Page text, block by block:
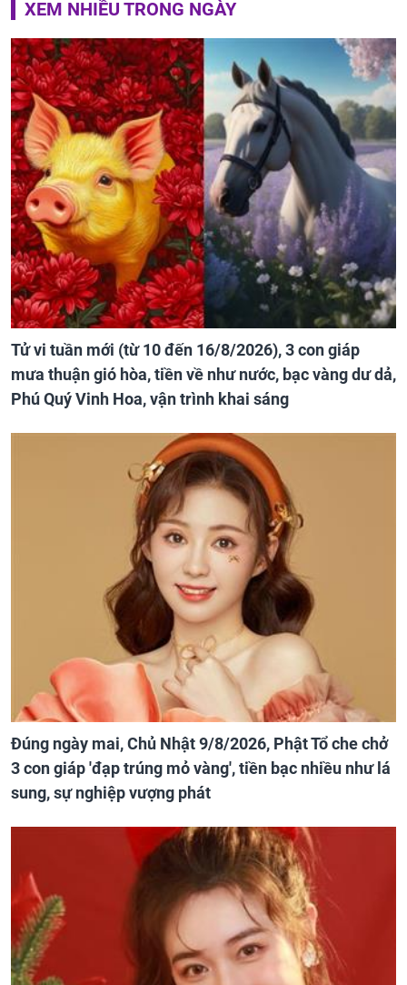
XEM NHIỀU TRONG NGÀY
Tử vi tuần mới (từ 10 đến 16/8/2026), 3 con giáp
mưa thuận gió hòa, tiền về như nước, bạc vàng dư dả,
Phú Quý Vinh Hoa, vận trình khai sáng
Đúng ngày mai, Chủ Nhật 9/8/2026, Phật Tổ che chở
3 con giáp 'đạp trúng mỏ vàng', tiền bạc nhiều như lá
sung, sự nghiệp vượng phát